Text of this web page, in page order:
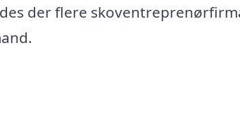
der flere